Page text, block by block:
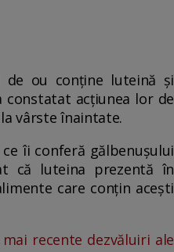
de ou conține luteină și
constatat acțiunea lor de
vârste înaintate.
îi conferă gălbenușului
că luteina prezentă în
care conțin acești
recente dezvăluiri ale